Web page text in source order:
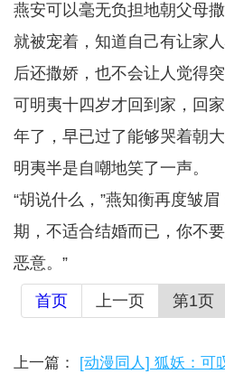
燕安可以毫无负担地朝父母
就被宠着，知道自己有让家
后还撒娇，也不会让人觉得突
可明夷十四岁才回到家，回
年了，早已过了能够哭着朝
明夷半是自嘲地笑了一声。
“胡说什么，”燕知衡再度皱
期，不适合结婚而已，你不
恶意。”
首页 上一页 第1页
上一篇： [动漫同人] 狐妖：可